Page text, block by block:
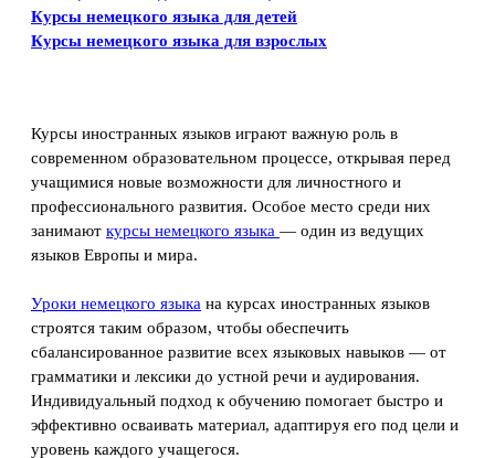
Курсы немецкого языка для детей
Курсы немецкого языка для взрослых
Курсы иностранных языков играют важную роль в
современном образовательном процессе, открывая перед
учащимися новые возможности для личностного и
профессионального развития. Особое место среди них
занимают курсы немецкого языка — один из ведущих
языков Европы и мира.
Уроки немецкого языка на курсах иностранных языков
строятся таким образом, чтобы обеспечить
сбалансированное развитие всех языковых навыков — от
грамматики и лексики до устной речи и аудирования.
Индивидуальный подход к обучению помогает быстро и
эффективно осваивать материал, адаптируя его под цели и
уровень каждого учащегося.